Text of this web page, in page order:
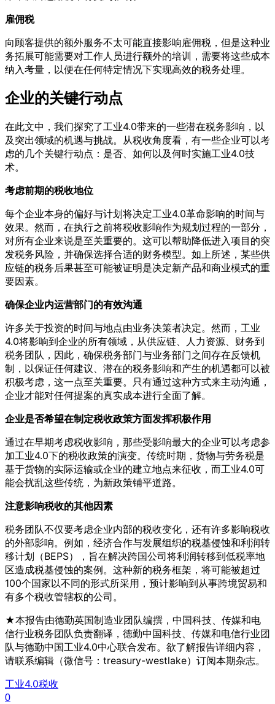
雇佣税
向顾客提供的额外服务不太可能直接影响雇佣税，但是这种业
务拓展可能需要对工作人员进行额外的培训，需要将这些成本
纳入考量，以便在任何特定情况下实现高效的税务处理。
企业的关键行动点
在此文中，我们探究了工业4.0带来的一些潜在税务影响，以
及突出领域的机遇与挑战。从税收角度看，有一些企业可以考
虑的几个关键行动点：是否、如何以及何时实施工业4.0技
术。
考虑前期的税收地位
每个企业本身的偏好与计划将决定工业4.0革命影响的时间与
效果。然而，在执行之前将税收影响作为规划过程的一部分，
对所有企业来说是至关重要的。这可以帮助降低进入项目的突
发税务风险，并确保选择合适的财务模型。如上所述，某些供
应链的税务后果甚至可能被证明是决定新产品和商业模式的重
要因素。
确保企业内运营部门的有效沟通
许多关于投资的时间与地点由业务决策者决定。然而，工业
4.0将影响到企业的所有领域，从供应链、人力资源、财务到
税务团队，因此，确保税务部门与业务部门之间存在反馈机
制，以保证任何建议、潜在的税务影响和产生的机遇都可以被
积极考虑，这一点至关重要。只有通过这种方式来主动沟通，
企业才能对任何提案的真实成本进行全面了解。
企业是否希望在制定税收政策方面发挥积极作用
通过在早期考虑税收影响，那些受影响最大的企业可以考虑参
加工业4.0下的税收政策的演变。传统时期，货物与劳务税是
基于货物的实际运输或企业的建立地点来征收，而工业4.0可
能会扰乱这些传统，为新政策铺平道路。
注意影响税收的其他因素
税务团队不仅要考虑企业内部的税收变化，还有许多影响税收
的外部影响。例如，经济合作与发展组织的税基侵蚀和利润转
移计划（BEPS），旨在解决跨国公司将利润转移到低税率地
区造成税基侵蚀的案例。这种新的税务框架，将可能被超过
100个国家以不同的形式所采用，预计影响到从事跨境贸易和
有多个税收管辖权的公司。
★本报告由德勤英国制造业团队编撰，中国科技、传媒和电
信行业税务团队负责翻译，德勤中国科技、传媒和电信行业团
队与德勤中国工业4.0中心联合发布。欲了解报告详细内容，
请联系编辑（微信号：treasury-westlake）订阅本期杂志。
工业4.0税收
0